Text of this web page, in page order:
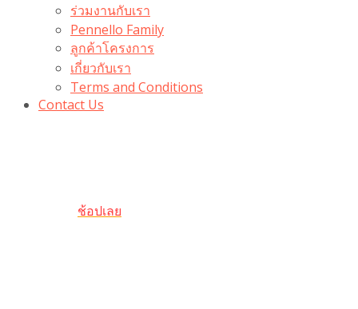
ร่วมงานกับเรา
Pennello Family
ลูกค้าโครงการ
เกี่ยวกับเรา
Terms and Conditions
Contact Us
ช้อปเลย